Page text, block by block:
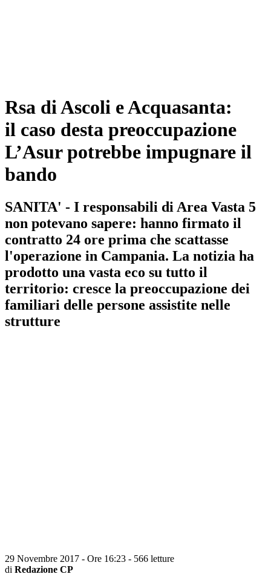
Rsa di Ascoli e Acquasanta:
il caso desta preoccupazione
L’Asur potrebbe impugnare il
bando
SANITA' - I responsabili di Area Vasta 5
non potevano sapere: hanno firmato il
contratto 24 ore prima che scattasse
l'operazione in Campania. La notizia ha
prodotto una vasta eco su tutto il
territorio: cresce la preoccupazione dei
familiari delle persone assistite nelle
strutture
29 Novembre 2017 - Ore 16:23 - 566 letture
di Redazione CP